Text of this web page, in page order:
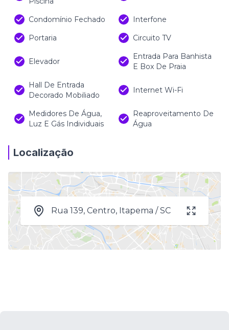
Condomínio Fechado
Interfone
Portaria
Circuito TV
Elevador
Entrada Para Banhista
E Box De Praia
Hall De Entrada
Decorado Mobiliado
Internet Wi-Fi
Medidores De Água,
Luz E Gás Individuais
Reaproveitamento De
Água
Localização
Rua 139, Centro, Itapema / SC